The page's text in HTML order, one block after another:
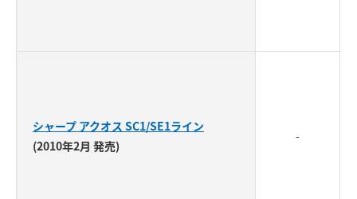
シャープ アクオス SC1/SE1ライン
(2010年2月 発売)
-